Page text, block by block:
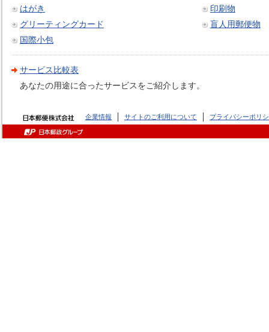
はがき
グリーティングカード
国際小包
印刷物
盲人用郵便物
サービス比較表
あなたの用途に合ったサービスをご紹介します。
企業情報 サイトのご利用について プライバシーポリ